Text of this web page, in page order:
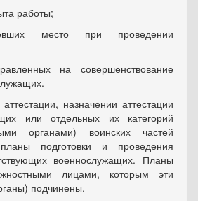
работы;
место при проведении
на совершенствование
назначении аттестации
или отдельных их категорий
органами) воинских частей
подготовки и проведения
военнослужащих. Планы
лицами, которым эти
подчинены.